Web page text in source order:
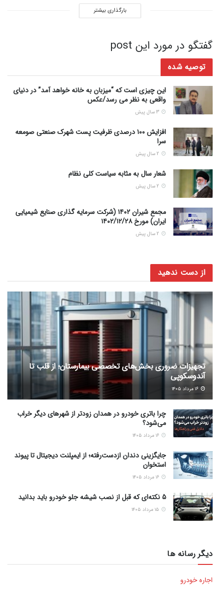
بارگذاری بیشتر
گفتگو در مورد این post
توصیه شده
این چیزی است که “میزبان به خانه خواهد آمد” در دنیای
واقعی به نظر می رسد/عکس
افزایش ۱۰۰ درصدی ظرفیت پست شهرک صنعتی صومعه
سرا
شعار سال به مثابه سیاست کلی نظام
مجمع شیران ۱۴۰۲ (شرکت سرمایه گذاری صنایع شیمیایی
ایران) مورخ ۱۴۰۲/۱۲/۲۸
از دست ندهید
تجهیزات ضروری بخش‌های تخصصی بیمارستان؛ از قلب تا
آندوسکوپی
چرا باتری خودرو در همدان زودتر از شهرهای دیگر خراب
می‌شود؟
جایگزینی دندان ازدست‌رفته؛ از ایمپلنت دیجیتال تا پیوند
استخوان
5 نکته‌ای که قبل از نصب شیشه جلو خودرو باید بدانید
دیگر رسانه ها
اجاره خودرو